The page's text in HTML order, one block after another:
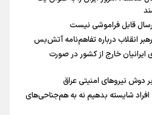
قابل فراموشی نیست
انقلاب درباره تفاهم‌نامه آتش‌بس
ایرانیان خارج از کشور در صورت
دوش نیروهای امنیتی عراق
شایسته بدهیم نه به هم‌جناحی‌های